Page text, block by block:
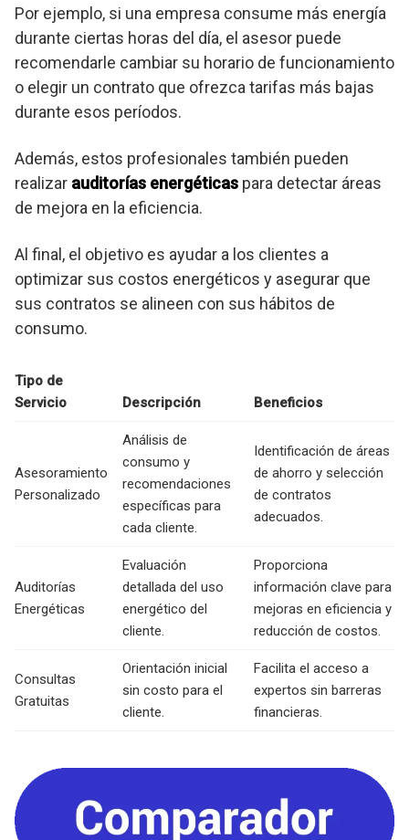
Por ejemplo, si una empresa consume más energía
durante ciertas horas del día, el asesor puede
recomendarle cambiar su horario de funcionamiento
o elegir un contrato que ofrezca tarifas más bajas
durante esos períodos.
Además, estos profesionales también pueden
realizar auditorías energéticas para detectar áreas
de mejora en la eficiencia.
Al final, el objetivo es ayudar a los clientes a
optimizar sus costos energéticos y asegurar que
sus contratos se alineen con sus hábitos de
consumo.
Tipo de
Servicio
Descripción Beneficios
Asesoramiento
Personalizado
Análisis de
consumo y
recomendaciones
específicas para
cada cliente.
Identificación de áreas
de ahorro y selección
de contratos
adecuados.
Auditorías
Energéticas
Evaluación
detallada del uso
energético del
cliente.
Proporciona
información clave para
mejoras en eficiencia y
reducción de costos.
Consultas
Gratuitas
Orientación inicial
sin costo para el
cliente.
Facilita el acceso a
expertos sin barreras
financieras.